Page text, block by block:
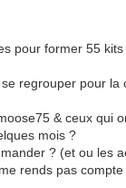
pour former 55
regrouper pour
& ceux qui
mois ?
? (et ou les
rends pas